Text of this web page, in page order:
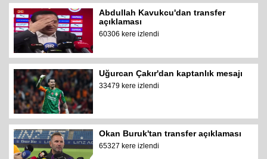
Abdullah Kavukcu'dan transfer
açıklaması
60306 kere izlendi
Uğurcan Çakır'dan kaptanlık mesajı
33479 kere izlendi
Okan Buruk'tan transfer açıklaması
65327 kere izlendi